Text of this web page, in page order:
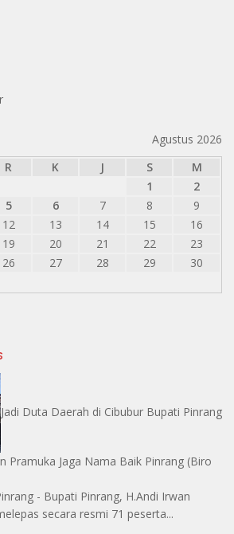
Agustus 2026
R K J S
M
1
2
5 6 7 8
9
12 13 14 15
16
19 20 21 22
23
26 27 28 29
30
Jadi Duta Daerah di Cibubur Bupati Pinrang
Pramuka Jaga Nama Baik Pinrang (Biro
- Bupati Pinrang, H.Andi Irwan
secara resmi 71 peserta...